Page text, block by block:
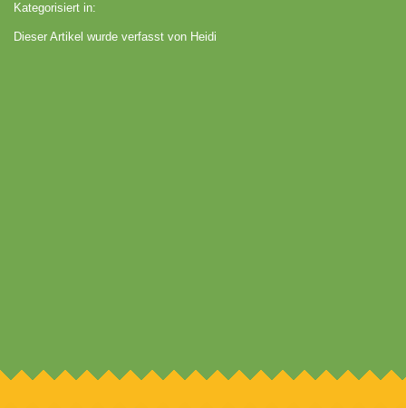
Kategorisiert in:
Dieser Artikel wurde verfasst von Heidi